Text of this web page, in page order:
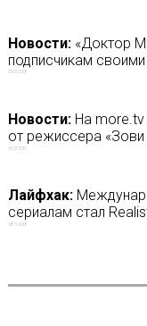
Новости:«Доктор
подписчикам
20/07/2018
Новости:На more.tv
от режиссера
16/07/2020
Лайфхак:
сериалам стал
28/11/2018